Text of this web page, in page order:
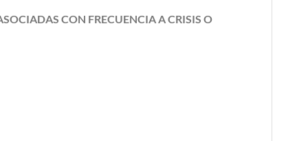
CON FRECUENCIA A CRISIS O